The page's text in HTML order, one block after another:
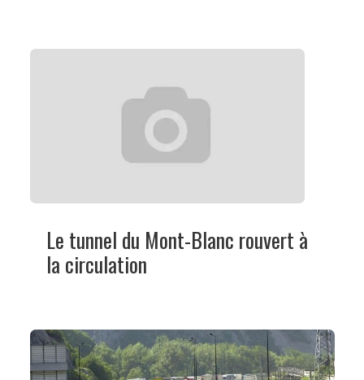
Le tunnel du Mont-Blanc rouvert à
la circulation